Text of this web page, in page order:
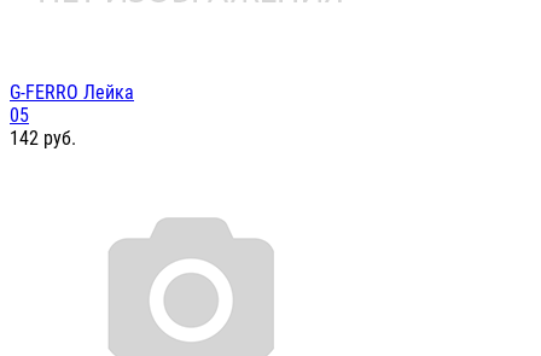
G-FERRO Лейка
05
142 руб.